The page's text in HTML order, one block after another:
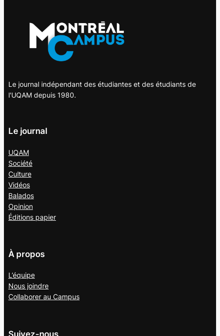
Le journal indépendant des étudiantes et des étudiants de
l'UQAM depuis 1980.
Le journal
UQAM
Société
Culture
Vidéos
Balados
Opinion
Éditions papier
À propos
L’équipe
Nous joindre
Collaborer au Campus
Suivez-nous